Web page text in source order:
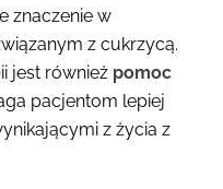
znaczenie w
z cukrzycą.
jest również pomoc
pacjentom lepiej
z życia z